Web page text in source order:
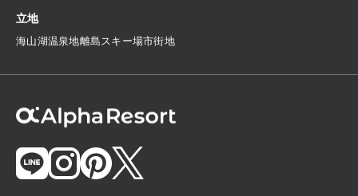
立地
海山湖温泉地離島 スキー場市街地